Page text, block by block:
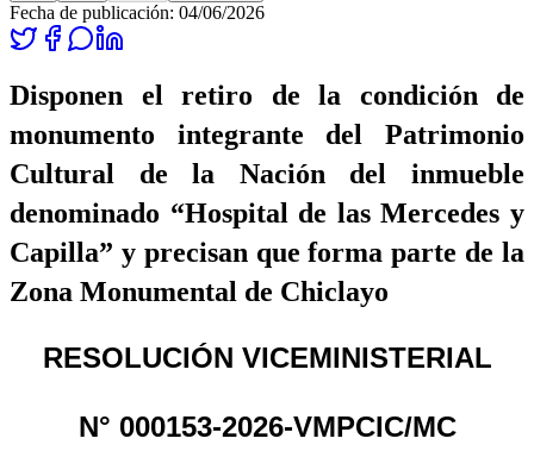
Fecha de publicación: 04/06/2026
Disponen el retiro de la condición de
monumento integrante del Patrimonio
Cultural de la Nación del inmueble
denominado “Hospital de las Mercedes y
Capilla” y precisan que forma parte de la
Zona Monumental de Chiclayo
RESOLUCIÓN VICEMINISTERIAL
N° 000153-2026-VMPCIC/MC